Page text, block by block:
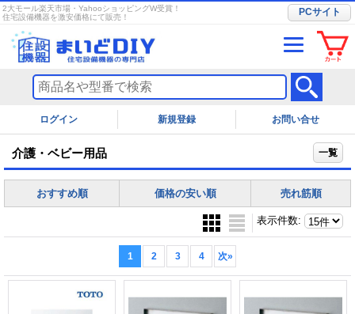
2大モール楽天市場・YahooショッピングW受賞！
住宅設備機器を激安価格にて販売！
PCサイト
ログイン お問い合せ
介護・ベビー用品 一覧
おすすめ順 価格の安い順 売れ筋順
表示件数:
1 2 3 4 次»